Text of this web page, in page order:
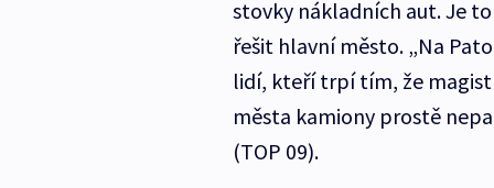
stovky nákladních aut. Je
řešit hlavní město. „Na
lidí, kteří trpí tím, že
města kamiony prostě
(TOP 09).